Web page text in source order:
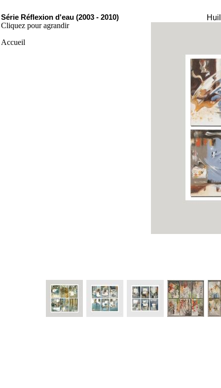
Série Réflexion d'eau (2003 - 2010)
Cliquez pour agrandir
Accueil